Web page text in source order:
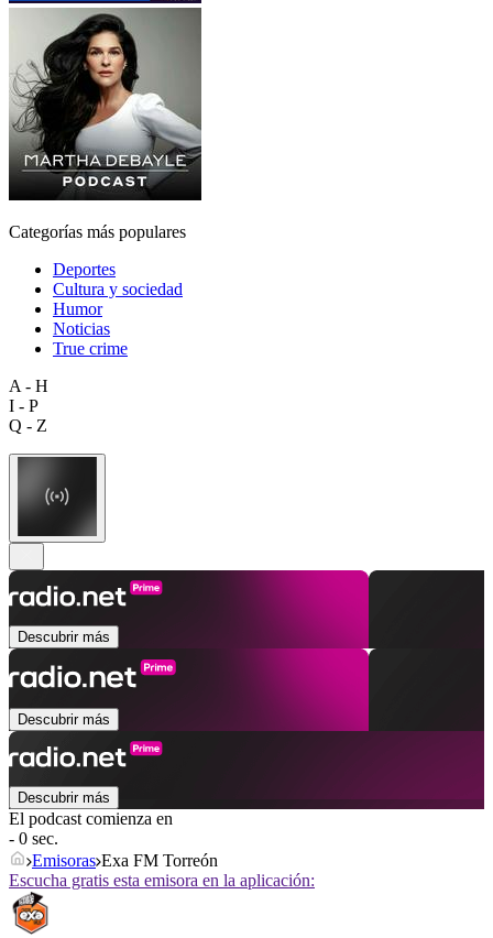
Categorías más populares
Deportes
Cultura y sociedad
Humor
Noticias
True crime
A - H
I - P
Q - Z
Descubrir más
Descubrir más
Descubrir más
El podcast comienza en
- 0 sec.
Emisoras Exa FM Torreón
Escucha gratis esta emisora en la aplicación: